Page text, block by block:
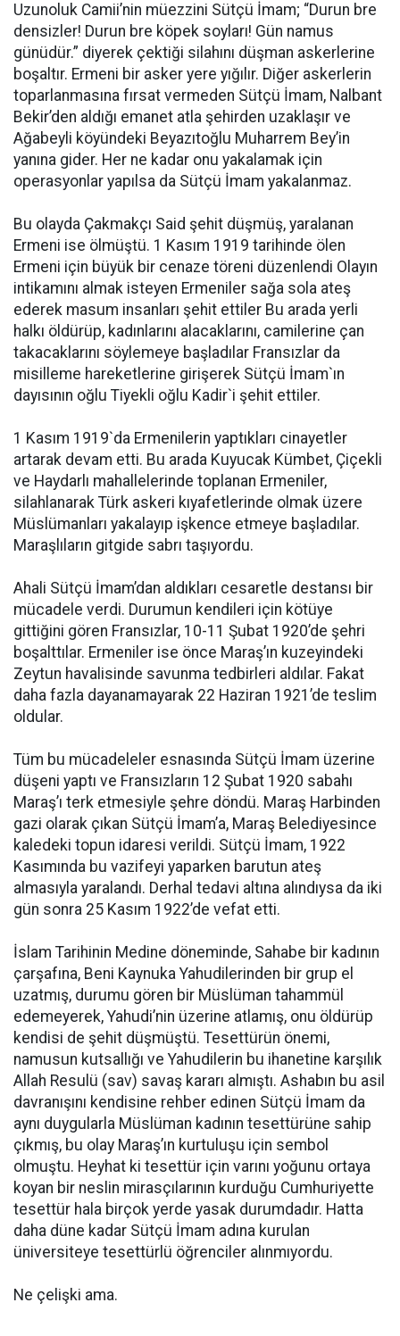
Uzunoluk Camii’nin müezzini Sütçü İmam; “Durun bre
densizler! Durun bre köpek soyları! Gün namus
günüdür.” diyerek çektiği silahını düşman askerlerine
boşaltır. Ermeni bir asker yere yığılır. Diğer askerlerin
toparlanmasına fırsat vermeden Sütçü İmam, Nalbant
Bekir’den aldığı emanet atla şehirden uzaklaşır ve
Ağabeyli köyündeki Beyazıtoğlu Muharrem Bey’in
yanına gider. Her ne kadar onu yakalamak için
operasyonlar yapılsa da Sütçü İmam yakalanmaz.
Bu olayda Çakmakçı Said şehit düşmüş, yaralanan
Ermeni ise ölmüştü. 1 Kasım 1919 tarihinde ölen
Ermeni için büyük bir cenaze töreni düzenlendi Olayın
intikamını almak isteyen Ermeniler sağa sola ateş
ederek masum insanları şehit ettiler Bu arada yerli
halkı öldürüp, kadınlarını alacaklarını, camilerine çan
takacaklarını söylemeye başladılar Fransızlar da
misilleme hareketlerine girişerek Sütçü İmam`ın
dayısının oğlu Tiyekli oğlu Kadir`i şehit ettiler.
1 Kasım 1919`da Ermenilerin yaptıkları cinayetler
artarak devam etti. Bu arada Kuyucak Kümbet, Çiçekli
ve Haydarlı mahallelerinde toplanan Ermeniler,
silahlanarak Türk askeri kıyafetlerinde olmak üzere
Müslümanları yakalayıp işkence etmeye başladılar.
Maraşlıların gitgide sabrı taşıyordu.
Ahali Sütçü İmam’dan aldıkları cesaretle destansı bir
mücadele verdi. Durumun kendileri için kötüye
gittiğini gören Fransızlar, 10-11 Şubat 1920’de şehri
boşalttılar. Ermeniler ise önce Maraş’ın kuzeyindeki
Zeytun havalisinde savunma tedbirleri aldılar. Fakat
daha fazla dayanamayarak 22 Haziran 1921’de teslim
oldular.
Tüm bu mücadeleler esnasında Sütçü İmam üzerine
düşeni yaptı ve Fransızların 12 Şubat 1920 sabahı
Maraş’ı terk etmesiyle şehre döndü. Maraş Harbinden
gazi olarak çıkan Sütçü İmam’a, Maraş Belediyesince
kaledeki topun idaresi verildi. Sütçü İmam, 1922
Kasımında bu vazifeyi yaparken barutun ateş
almasıyla yaralandı. Derhal tedavi altına alındıysa da iki
gün sonra 25 Kasım 1922’de vefat etti.
İslam Tarihinin Medine döneminde, Sahabe bir kadının
çarşafına, Beni Kaynuka Yahudilerinden bir grup el
uzatmış, durumu gören bir Müslüman tahammül
edemeyerek, Yahudi’nin üzerine atlamış, onu öldürüp
kendisi de şehit düşmüştü. Tesettürün önemi,
namusun kutsallığı ve Yahudilerin bu ihanetine karşılık
Allah Resulü (sav) savaş kararı almıştı. Ashabın bu asil
davranışını kendisine rehber edinen Sütçü İmam da
aynı duygularla Müslüman kadının tesettürüne sahip
çıkmış, bu olay Maraş’ın kurtuluşu için sembol
olmuştu. Heyhat ki tesettür için varını yoğunu ortaya
koyan bir neslin mirasçılarının kurduğu Cumhuriyette
tesettür hala birçok yerde yasak durumdadır. Hatta
daha düne kadar Sütçü İmam adına kurulan
üniversiteye tesettürlü öğrenciler alınmıyordu.
Ne çelişki ama.